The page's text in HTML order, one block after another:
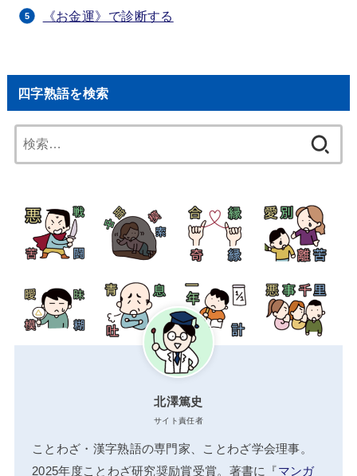
《お金運》で診断する
四字熟語を検索
索:
北澤篤史
サイト責任者
ことわざ・漢字熟語の専門家、ことわざ学会理事。
2025年度ことわざ研究奨励賞受賞。著書に『マンガ